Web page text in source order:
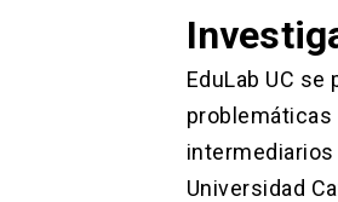
EduLab UC
problemáticas
Universidad